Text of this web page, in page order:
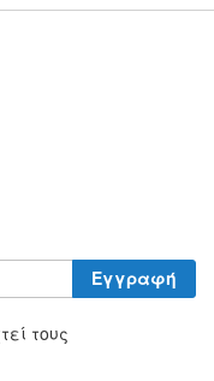
τους
Εγγραφή